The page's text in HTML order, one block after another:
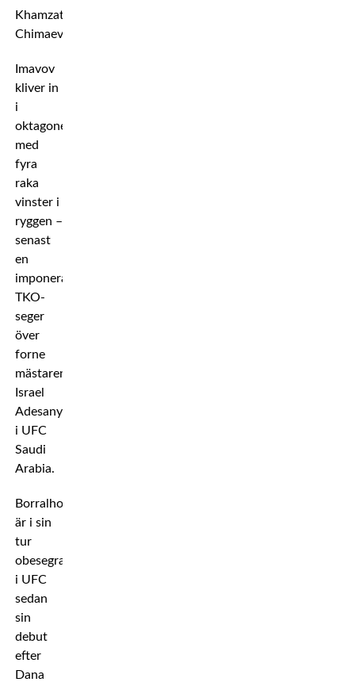
Khamzat
Chimaev.
Imavov
kliver in
i
oktagonen
med
fyra
raka
vinster i
ryggen –
senast
en
imponerande
TKO-
seger
över
forne
mästaren
Israel
Adesanya
i UFC
Saudi
Arabia.
Borralho
är i sin
tur
obesegrad
i UFC
sedan
sin
debut
efter
Dana